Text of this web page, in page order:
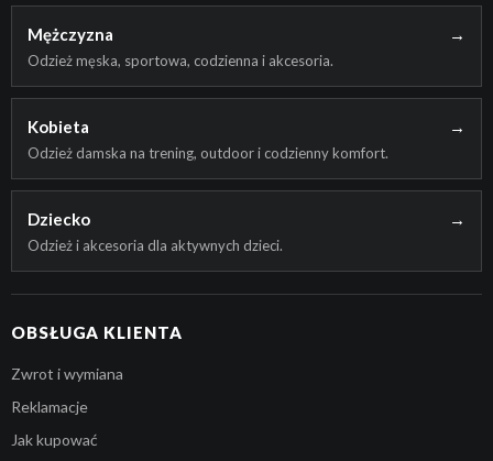
Mężczyzna →
Odzież męska, sportowa, codzienna i akcesoria.
Kobieta →
Odzież damska na trening, outdoor i codzienny komfort.
Dziecko →
Odzież i akcesoria dla aktywnych dzieci.
OBSŁUGA KLIENTA
Zwrot i wymiana
Reklamacje
Jak kupować